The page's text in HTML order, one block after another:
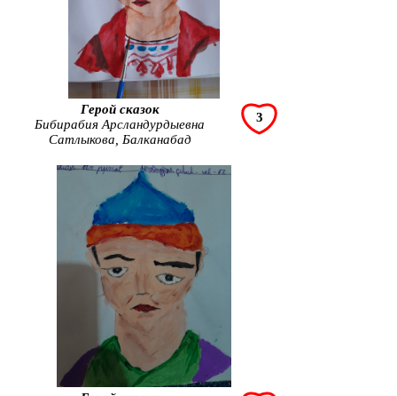
3
Герой сказок
Бибирабия Арсландурдыевна
Сатлыкова, Балканабад